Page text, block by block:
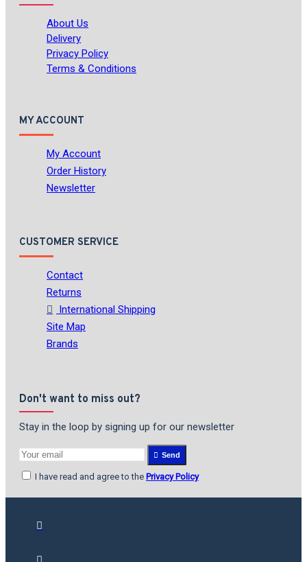
About Us
Delivery
Privacy Policy
Terms & Conditions
MY ACCOUNT
My Account
Order History
Newsletter
CUSTOMER SERVICE
Contact
Returns
International Shipping
Site Map
Brands
Don't want to miss out?
Stay in the loop by signing up for our newsletter
Send
I have read and agree to the Privacy Policy